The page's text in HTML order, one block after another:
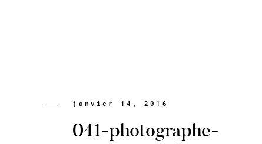
janvier 14, 2016
041-photographe-